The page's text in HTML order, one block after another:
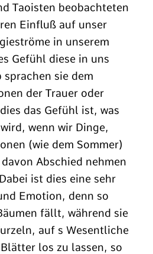
Taoisten beobachteten
Einfluß auf unser
in unserem
Gefühl diese in uns
sprachen sie dem
der Trauer oder
das Gefühl ist, was
wenn wir Dinge,
(wie dem Sommer)
Abschied nehmen
ist dies eine sehr
Emotion, denn so
fällt, während sie
auf s Wesentliche
los zu lassen, so